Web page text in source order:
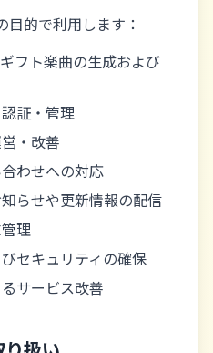
的で利用します：
フト楽曲の生成および
証・管理
・改善
わせへの対応
らせや更新情報の配信
理
セキュリティの確保
サービス改善